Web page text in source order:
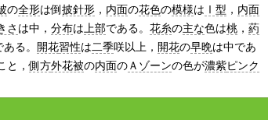
の全形は倒 披針形， 内面の花色の模様は Ⅰ型 ， 内面
さ は中， 分布は上部である。 花糸の主な色は桃， 葯
ある。 開花習性は二季咲以上， 開花の早晩は中であ
と，側方外花被の内面のＡゾーンの色が濃紫ピンク